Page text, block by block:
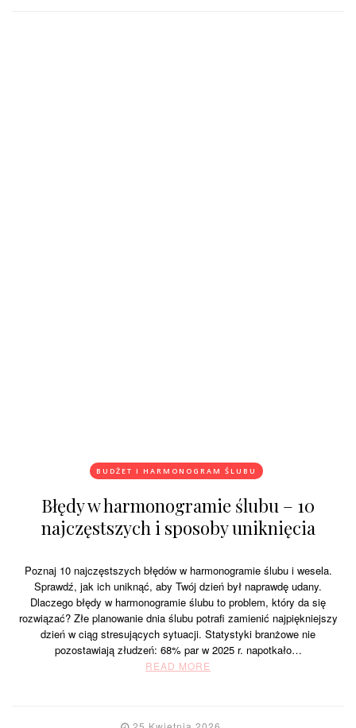
BUDŻET I HARMONOGRAM ŚLUBU
Błędy w harmonogramie ślubu – 10
najczęstszych i sposoby uniknięcia
Poznaj 10 najczęstszych błędów w harmonogramie ślubu i wesela.
Sprawdź, jak ich uniknąć, aby Twój dzień był naprawdę udany.
Dlaczego błędy w harmonogramie ślubu to problem, który da się
rozwiązać? Złe planowanie dnia ślubu potrafi zamienić najpiękniejszy
dzień w ciąg stresujących sytuacji. Statystyki branżowe nie
pozostawiają złudzeń: 68% par w 2025 r. napotkało…
READ MORE